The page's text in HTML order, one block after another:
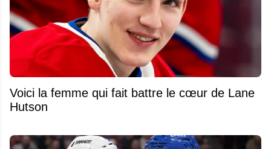
Voici la femme qui fait battre le cœur de Lane
Hutson